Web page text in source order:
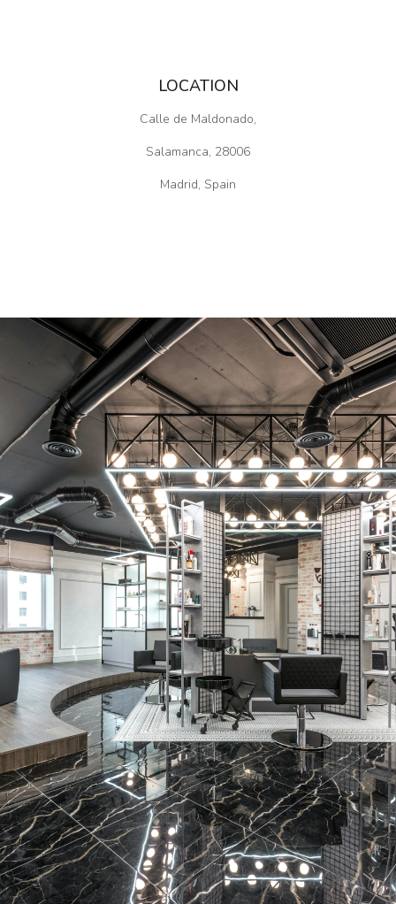
LOCATION
Calle de Maldonado,
Salamanca, 28006
Madrid, Spain